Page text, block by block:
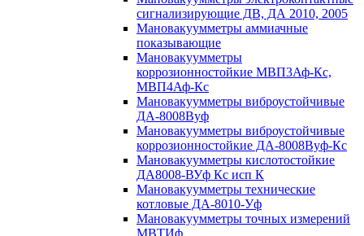
сигнализирующие ДВ, ДА 2010, 2005
Мановакуумметры аммиачные
показывающие
Мановакуумметры
коррозионностойкие МВП3Аф-Кс,
МВП4Аф-Кс
Мановакуумметры виброустойчивые
ДА-8008Вуф
Мановакуумметры виброустойчивые
коррозионностойкие ДА-8008Вуф-Кс
Мановакуумметры кислотостойкие
ДА8008-ВУф Кс исп К
Мановакуумметры технические
котловые ДА-8010-Уф
Мановакуумметры точных измерений
МВТИф